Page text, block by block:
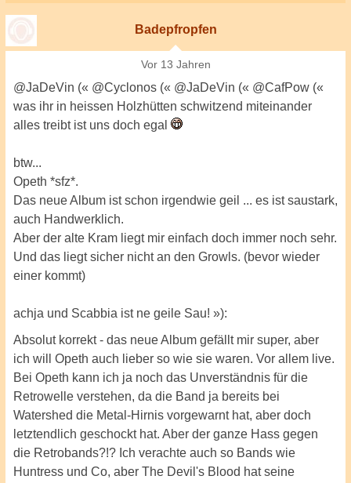
Badepfropfen
Vor 13 Jahren
@JaDeVin (« @Cyclonos (« @JaDeVin (« @CafPow («
was ihr in heissen Holzhütten schwitzend miteinander
alles treibt ist uns doch egal
btw...
Opeth *sfz*.
Das neue Album ist schon irgendwie geil ... es ist saustark,
auch Handwerklich.
Aber der alte Kram liegt mir einfach doch immer noch sehr.
Und das liegt sicher nicht an den Growls. (bevor wieder
einer kommt)
achja und Scabbia ist ne geile Sau! »):
Absolut korrekt - das neue Album gefällt mir super, aber
ich will Opeth auch lieber so wie sie waren. Vor allem live.
Bei Opeth kann ich ja noch das Unverständnis für die
Retrowelle verstehen, da die Band ja bereits bei
Watershed die Metal-Hirnis vorgewarnt hat, aber doch
letztendlich geschockt hat. Aber der ganze Hass gegen
die Retrobands?!? Ich verachte auch so Bands wie
Huntress und Co, aber The Devil's Blood hat seine